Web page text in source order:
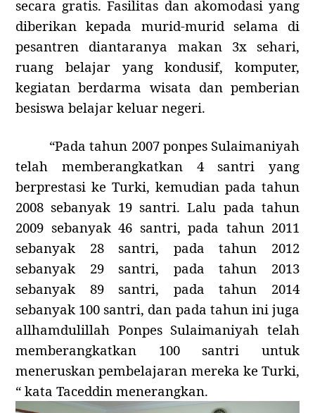
secara gratis. Fasilitas dan akomodasi yang
diberikan kepada murid-murid selama di
pesantren diantaranya makan 3x sehari,
ruang belajar yang kondusif, komputer,
kegiatan berdarma wisata dan pemberian
besiswa belajar keluar negeri.
“Pada tahun 2007 ponpes Sulaimaniyah
telah memberangkatkan 4 santri yang
berprestasi ke Turki, kemudian pada tahun
2008 sebanyak 19 santri. Lalu pada tahun
2009 sebanyak 46 santri, pada tahun 2011
sebanyak 28 santri, pada tahun 2012
sebanyak 29 santri, pada tahun 2013
sebanyak 89 santri, pada tahun 2014
sebanyak 100 santri, dan pada tahun ini juga
allhamdulillah Ponpes Sulaimaniyah telah
memberangkatkan 100 santri untuk
meneruskan pembelajaran mereka ke Turki,
“ kata Taceddin menerangkan.